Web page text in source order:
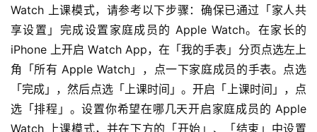
Watch 上课模式，请参考以下步骤：确保已通过「家人共
享设置」完成设置家庭成员的 Apple Watch。在家长的
iPhone 上开启 Watch App，在「我的手表」分页点选左上
角「所有 Apple Watch」，点一下家庭成员的手表。点选
「完成」，然后点选「上课时间」。开启「上课时间」，点
选「排程」。设置你希望在哪几天开启家庭成员的 Apple
Watch 上课模式，并在下方的「开始」、「结束」中设置